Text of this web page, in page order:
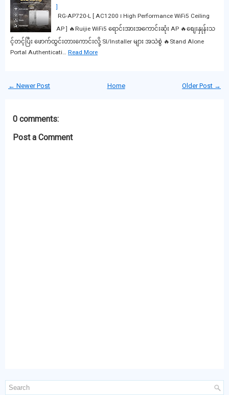
]
RG-AP720-L [ AC1200 ၊ High Performance WiFi5 Ceiling
AP ] 🔥Ruijie WiFi5 ရောင်းအားအကောင်းဆုံး AP 🔥စျေးနှုန်းသ
င့်တင့်ပြီး ဖောက်ထွင်းတားကောင်းလို့ SI/Installer များ အသဲစွဲ 🔥Stand Alone
Portal Authenticati… Read More
← Newer Post Older Post →
Home
0 comments:
Post a Comment